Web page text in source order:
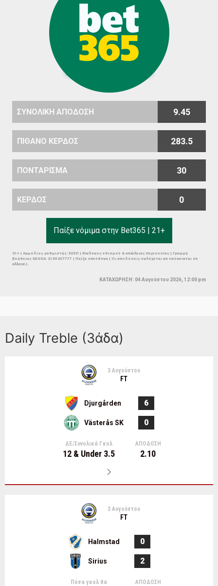
ΣΥΝΟΛΙΚΗ ΑΠΟΔΟΣΗ 9.45
ΠΙΘΑΝΟ ΚΕΡΔΟΣ 283.5
ΠΟΝΤΑΡΙΣΜΑ 30
ΚΕΡΔΟΣ 0
Παίξε νόμιμα στην Bet365 | 21+
21+ | Αρμόδιος ρυθμιστής: ΕΕΕΠ | Κίνδυνος εθισμού & απώλειας περιουσίας | Γραμμή
βοήθειας ΚΕΘΕΑ: 2109237777 | Παίξε υπεύθυνα | Οι αποδόσεις ενδέχεται να υπόκεινται σε
αλλαγές.
ΚΑΤΑΧΩΡΗΣΗ: 04 Αυγούστου 2026, 12:00 pm
Daily Treble (3άδα)
3 Αυγούστου
FT
Djurgården
Västerås SK
6
0
ΔΕ/Συνολικά Γκολ
12 & Under 3.5
ΑΠΟΔΟΣΗ
2.10
3 Αυγούστου
FT
Halmstad
Sirius
0
2
Πόσα γκολ θα
ΑΠΟΔΟΣΗ